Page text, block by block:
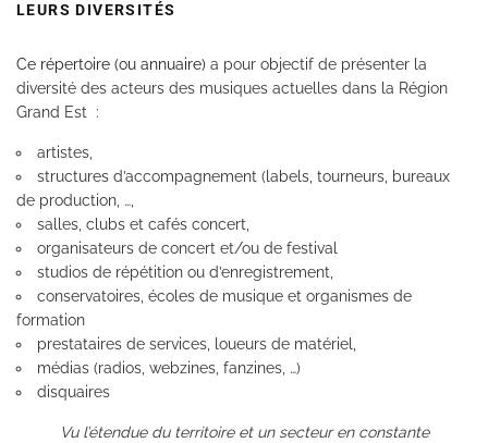
LEURS DIVERSITÉS
Ce répertoire (ou annuaire) a pour objectif de présenter la
diversité des acteurs des musiques actuelles dans la Région
Grand Est :
artistes,
structures d’accompagnement (labels, tourneurs, bureaux
de production, …,
salles, clubs et cafés concert,
organisateurs de concert et/ou de festival
studios de répétition ou d’enregistrement,
conservatoires, écoles de musique et organismes de
formation
prestataires de services, loueurs de matériel,
médias (radios, webzines, fanzines, …)
disquaires
Vu l’étendue du territoire et un secteur en constante